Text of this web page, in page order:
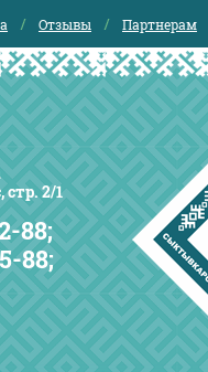
Отзывы Партнерам
2/1
88;
88;